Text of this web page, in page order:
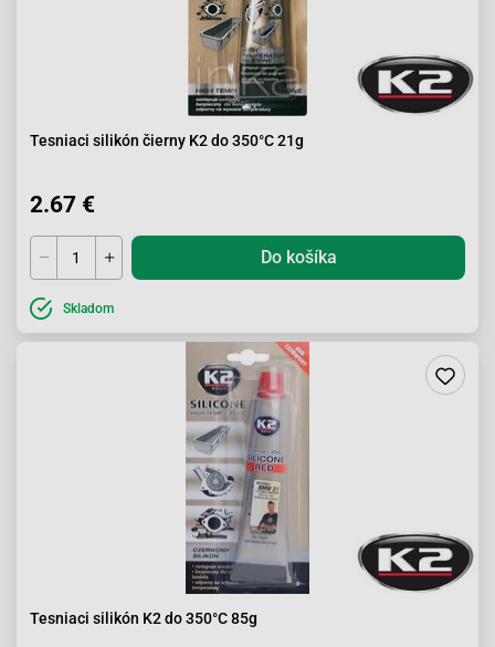
Tesniaci silikón čierny K2 do 350°C 21g
2.67 €
Do košíka
Skladom
Tesniaci silikón K2 do 350°C 85g